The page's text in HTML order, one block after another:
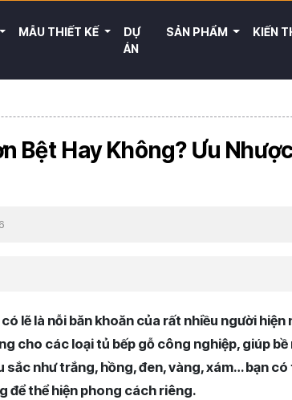
MẪU THIẾT KẾ
DỰ
ÁN
SẢN PHẨM KIẾN
Bệt Hay Không? Ưu
lẽ là nỗi băn khoăn của rất nhiều người hiện
cho các loại tủ bếp gỗ công nghiệp, giúp
sắc như trắng, hồng, đen, vàng, xám… bạn
để thể hiện phong cách riêng.